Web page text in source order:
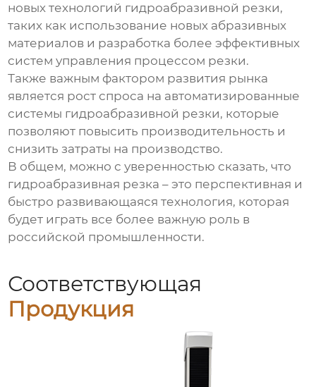
новых технологий гидроабразивной резки,
таких как использование новых абразивных
материалов и разработка более эффективных
систем управления процессом резки.
Также важным фактором развития рынка
является рост спроса на автоматизированные
системы гидроабразивной резки, которые
позволяют повысить производительность и
снизить затраты на производство.
В общем, можно с уверенностью сказать, что
гидроабразивная резка – это перспективная и
быстро развивающаяся технология, которая
будет играть все более важную роль в
российской промышленности.
Соответствующая
Продукция